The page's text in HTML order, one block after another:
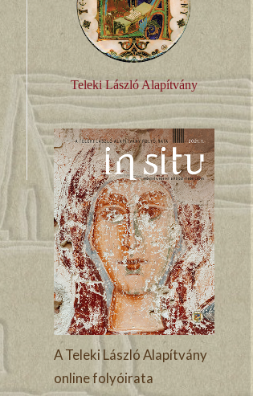
Teleki László Alapítvány
A Teleki László Alapítvány
online folyóirata